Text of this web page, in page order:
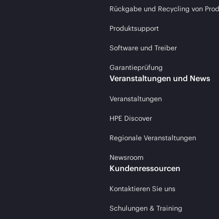
Rückgabe und Recycling von
Produktsupport
Software und Treiber
Garantieprüfung
Veranstaltungen und News
Veranstaltungen
HPE Discover
Regionale Veranstaltungen
Newsroom
Kundenressourcen
Kontaktieren Sie uns
Schulungen & Training